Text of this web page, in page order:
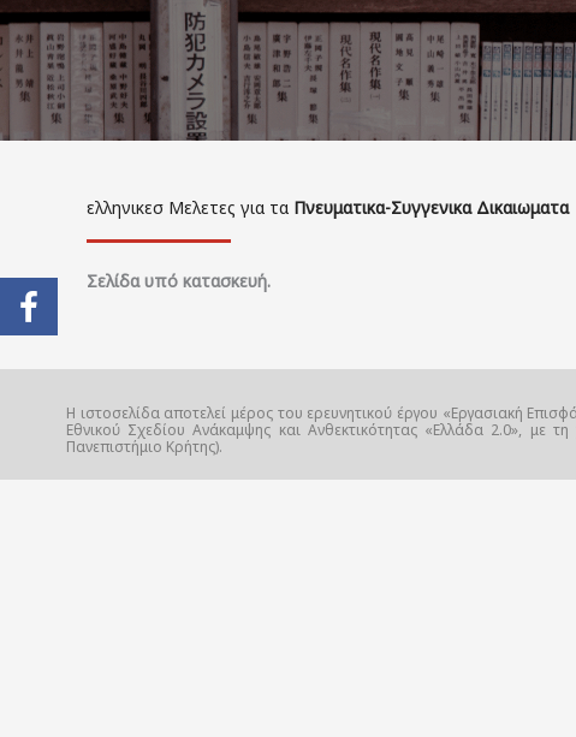
ελληνικεσ Μελετες για τα Πνευματικα-Συγγενικα Δικαιωματα
Σελίδα υπό κατασκευή.
Η ιστοσελίδα αποτελεί μέρος του ερευνητικού έργου «Εργασιακή
Εθνικού Σχεδίου Ανάκαμψης και Ανθεκτικότητας «Ελλάδα 2.0», με
Πανεπιστήμιο Κρήτης).